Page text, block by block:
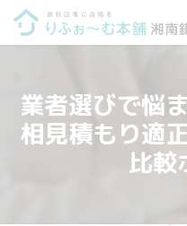
業者選びで悩
相見積もり適
比較